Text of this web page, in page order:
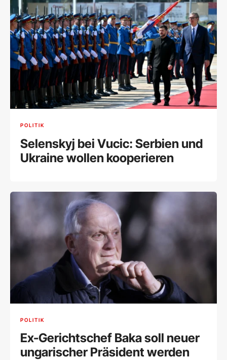
POLITIK
Selenskyj bei Vucic: Serbien und
Ukraine wollen kooperieren
POLITIK
Ex-Gerichtschef Baka soll neuer
ungarischer Präsident werden